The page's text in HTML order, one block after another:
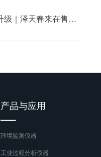
HJ212-2025 合规升级｜泽天春来在售产品下载路径公布
产品与应用
环境监测仪器
工业过程分析仪器